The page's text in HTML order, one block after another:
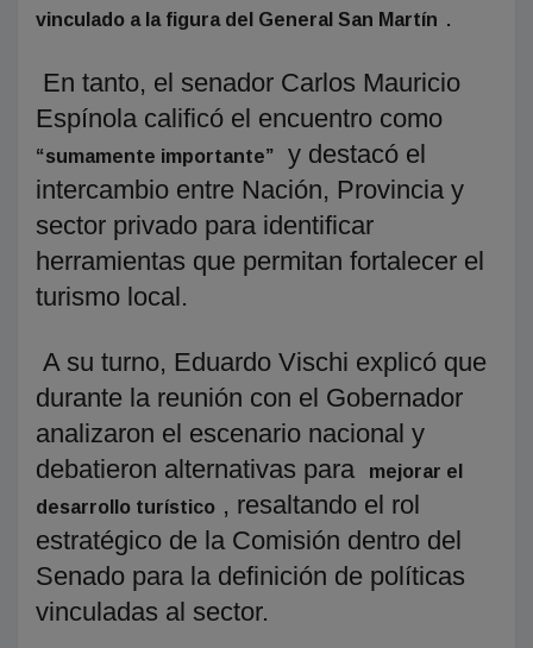
vinculado a la figura del General San Martín .
En tanto, el senador Carlos Mauricio
Espínola calificó el encuentro como
“sumamente importante”
y destacó el
intercambio entre Nación, Provincia y
sector privado para identificar
herramientas que permitan fortalecer el
turismo local.
A su turno, Eduardo Vischi explicó que
durante la reunión con el Gobernador
analizaron el escenario nacional y
debatieron alternativas para
mejorar el
desarrollo turístico , resaltando el rol
estratégico de la Comisión dentro del
Senado para la definición de políticas
vinculadas al sector.